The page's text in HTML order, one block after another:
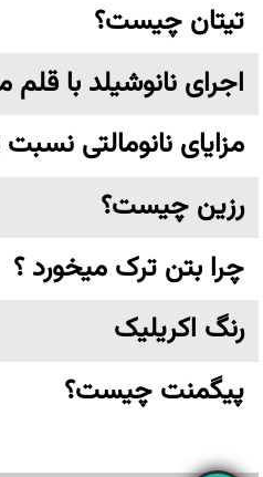
تیتان چیست؟
اجرای نانوشیلد با قلم
مزایای نانومالتی نسبت
رزین چیست؟
چرا بتن ترک میخورد ؟
رنگ اکریلیک
پیگمنت چیست؟